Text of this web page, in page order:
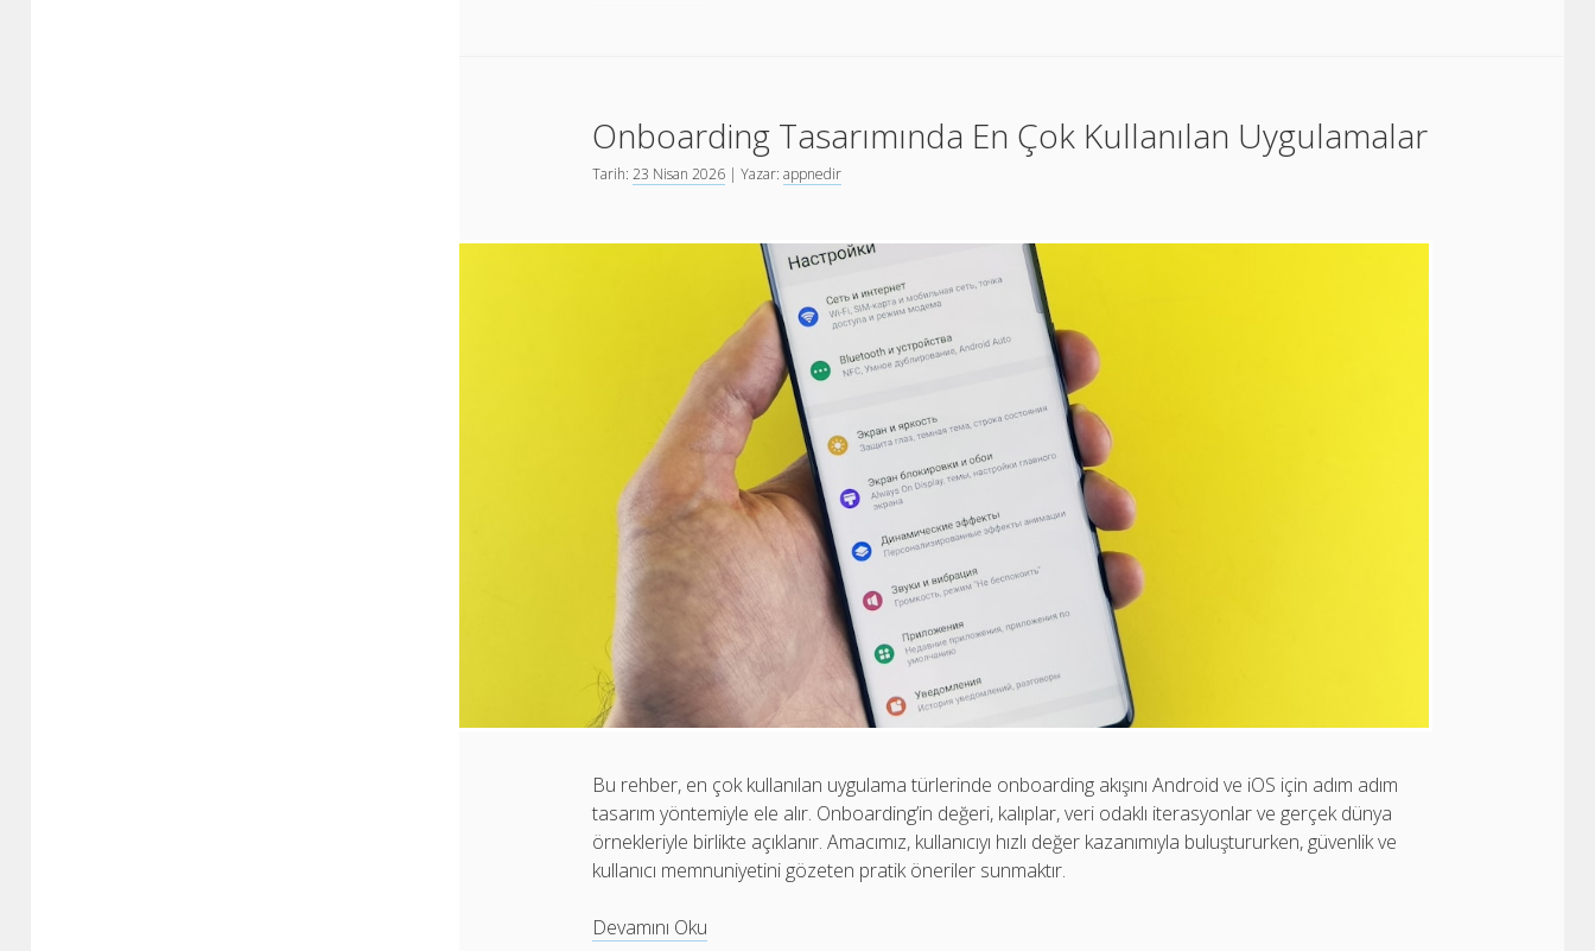
ve
Android
Uygulama
Onboarding Tasarımında En Çok Kullanılan Uygulamalar
Tarih:23 Nisan 2026 | Yazar:appnedir
Bu rehber, en çok kullanılan uygulama türlerinde onboarding akışını Android ve iOS için adım adım
tasarım yöntemiyle ele alır. Onboarding’in değeri, kalıplar, veri odaklı iterasyonlar ve gerçek dünya
örnekleriyle birlikte açıklanır. Amacımız, kullanıcıyı hızlı değer kazanımıyla buluştururken, güvenlik ve
kullanıcı memnuniyetini gözeten pratik öneriler sunmaktır.
Devamını Oku